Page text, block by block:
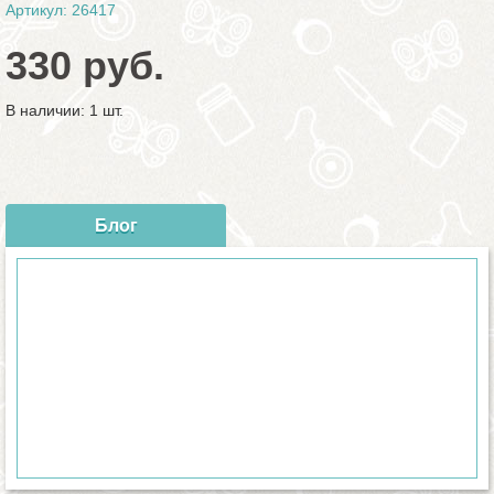
Артикул: 26417
330 руб.
В наличии: 1 шт.
Блог